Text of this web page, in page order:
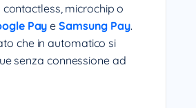
microchip o
PayeSamsung Pay.
che in automatico si
senza connessione ad